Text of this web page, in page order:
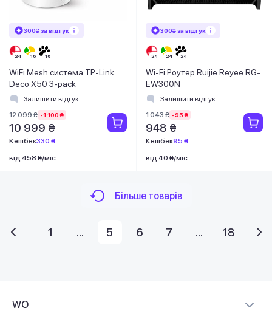
300₴ за відгук
WiFi Mesh система TP-Link
Deco X50 3-pack
Залишити відгук
12 099 ₴ -1 100 ₴
10 999 ₴
Кешбек330 ₴
від 458 ₴/міс
300₴ за відгук
Wi-Fi Роутер Ruijie Reyee RG-
EW300N
Залишити відгук
1 043 ₴ -95 ₴
948 ₴
Кешбек95 ₴
від 40 ₴/міс
Більше товарів
1 ... 5 6 7 ... 18
WO